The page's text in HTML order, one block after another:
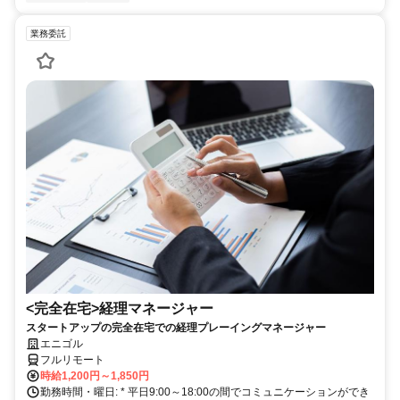
業務委託
<完全在宅>経理マネージャー
スタートアップの完全在宅での経理プレーイングマネージャー
エニゴル
フルリモート
時給1,200円～1,850円
勤務時間・曜日: * 平日9:00～18:00の間でコミュニケーションができ